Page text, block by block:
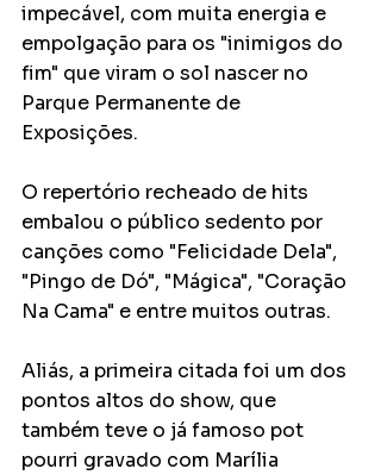
impecável, com muita energia e
empolgação para os "inimigos do
fim" que viram o sol nascer no
Parque Permanente de
Exposições.
O repertório recheado de hits
embalou o público sedento por
canções como "Felicidade Dela",
"Pingo de Dó", "Mágica", "Coração
Na Cama" e entre muitos outras.
Aliás, a primeira citada foi um dos
pontos altos do show, que
também teve o já famoso pot
pourri gravado com Marília